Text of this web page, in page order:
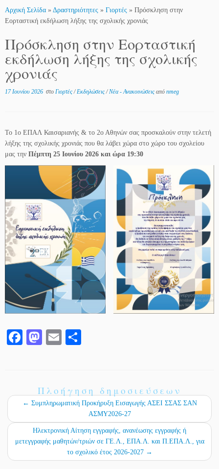
Αρχική Σελίδα » Δραστηριότητες » Γιορτές » Πρόσκληση στην
Εορταστική εκδήλωση λήξης της σχολικής χρονιάς
Πρόσκληση στην Εορταστική
εκδήλωση λήξης της σχολικής
χρονιάς
17 Ιουνίου 2026 στο Γιορτές/Εκδηλώσεις/Νέα - Ανακοινώσεις από nmeg
Το 1ο ΕΠΑΛ Καισαριανής & το 2ο Αθηνών σας προσκαλούν στην τελετή
λήξης της σχολικής χρονιάς που θα λάβει χώρα στο χώρο του σχολείου
μας την Πέμπτη 25 Ιουνίου 2026 και ώρα 19:30
Fa
ok
M
do
n
E
στ
εί
τε
Πλοήγηση δημοσιεύσεων
← Συμπληρωματική Προκήρυξη Εισαγωγής ΑΣΕΙ ΣΣΑΣ ΣΑΝ
ΑΣΜΥ2026-27
Ηλεκτρονική Αίτηση εγγραφής, ανανέωσης εγγραφής ή
μετεγγραφής μαθητών/τριών σε ΓΕ.Λ., ΕΠΑ.Λ. και Π.ΕΠΑ.Λ., για
το σχολικό έτος 2026-2027 →